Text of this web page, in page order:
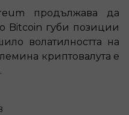
продължава да
Bitcoin губи позиции
волатилността на
криптовалута е